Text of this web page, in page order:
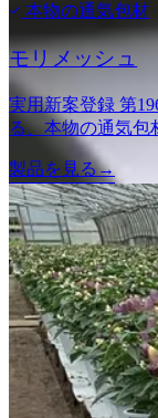
本物の通気包材
モリメッシュ
実用新案登録 第
る、本物の通気包
製品を見る